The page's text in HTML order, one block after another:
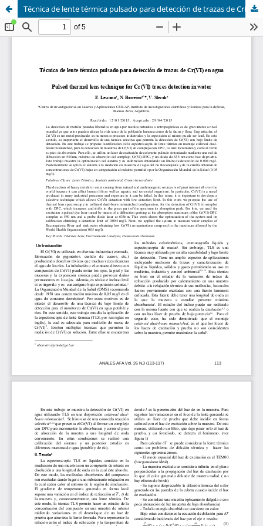
Técnica de lente térmica pulsado para detección de trazas de Cr(VI) en agua